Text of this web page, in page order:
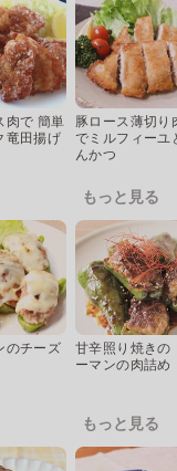
肉で 簡単
竜田揚げ
豚ロース薄切り
でミルフィーユ
んかつ
もっと見る
のチーズ
甘辛照り焼きの
ーマンの肉詰め
もっと見る